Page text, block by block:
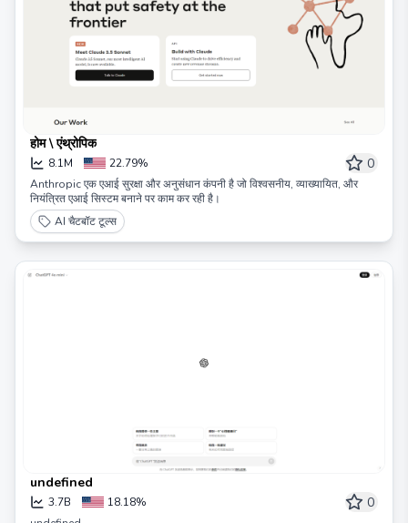
होम \ एंथ्रोपिक
8.1M 22.79% 0
Anthropic एक एआई सुरक्षा और अनुसंधान कंपनी है जो विश्वसनीय, व्याख्यायित, और
नियंत्रित एआई सिस्टम बनाने पर काम कर रही है।
AI चैटबॉट टूल्स
undefined
3.7B 18.18% 0